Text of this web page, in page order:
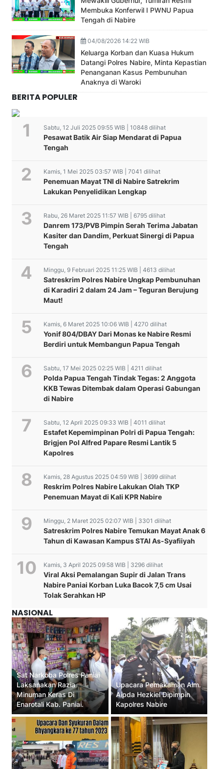
Membuka Konferwil I PWNU Papua
Tengah di Nabire
04/08/2026 14:22 WIB
Keluarga Korban dan Kuasa Hukum
Datangi Polres Nabire, Minta Kepastian
Penanganan Kasus Pembunuhan
Anaknya di Waroki
BERITA POPULER
Sabtu, 12 Juli 2025 09:55 WIB | 10848 dilihat
Pesawat Batik Air Siap Mendarat di Papua
Tengah
Kamis, 1 Mei 2025 03:57 WIB | 7041 dilihat
Penemuan Mayat TNI di Nabire Satrekrim
Lakukan Penyelidikan Lengkap
Rabu, 26 Maret 2025 11:57 WIB | 6795 dilihat
Danrem 173/PVB Pimpin Serah Terima Jabatan
Kasiter dan Dandim, Perkuat Sinergi di Papua
Tengah
Minggu, 9 Februari 2025 11:25 WIB | 4613 dilihat
Satreskrim Polres Nabire Ungkap Pembunuhan
di Karadiri 2 dalam 24 Jam – Teguran Berujung
Maut!
Kamis, 6 Maret 2025 10:06 WIB | 4270 dilihat
Yonif 804/DBAY Dari Monas ke Nabire Resmi
Berdiri untuk Membangun Papua Tengah
Sabtu, 17 Mei 2025 02:25 WIB | 4211 dilihat
Polda Papua Tengah Tindak Tegas: 2 Anggota
KKB Tewas Ditembak dalam Operasi Gabungan
di Nabire
Sabtu, 12 April 2025 09:33 WIB | 4011 dilihat
Estafet Kepemimpinan Polri di Papua Tengah:
Brigjen Pol Alfred Papare Resmi Lantik 5
Kapolres
Kamis, 28 Agustus 2025 04:59 WIB | 3699 dilihat
Reskrim Polres Nabire Lakukan Olah TKP
Penemuan Mayat di Kali KPR Nabire
Minggu, 2 Maret 2025 02:07 WIB | 3301 dilihat
Satreskrim Polres Nabire Temukan Mayat Anak 6
Tahun di Kawasan Kampus STAI As-Syafiiyah
Kamis, 3 April 2025 09:58 WIB | 3296 dilihat
Viral Aksi Pemalangan Supir di Jalan Trans
Nabire Paniai Korban Luka Bacok 7,5 cm Usai
Tolak Serahkan HP
NASIONAL
Sat Narkoba Polres Paniai
Laksanakan Razia
Minuman Keras Di
Enarotali Kab. Paniai.
Upacara Pemakaman Alm.
Aipda Hezkiel Dipimpin
Kapolres Nabire